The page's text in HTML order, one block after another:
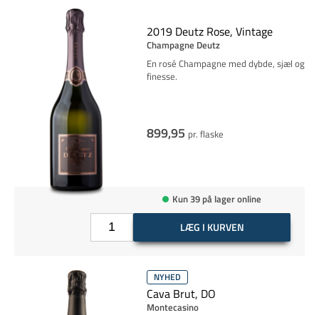
2019 Deutz Rose, Vintage
Champagne Deutz
En rosé Champagne med dybde, sjæl og
finesse.
899,95 pr. flaske
Kun 39 på lager online
LÆG I KURVEN
NYHED
Cava Brut, DO
Montecasino